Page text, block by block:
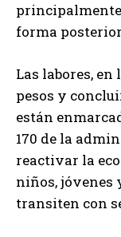
principalmente
forma
Las labores, en
pesos y
están
170 de la
reactivar la
niños, jóvenes
transiten con